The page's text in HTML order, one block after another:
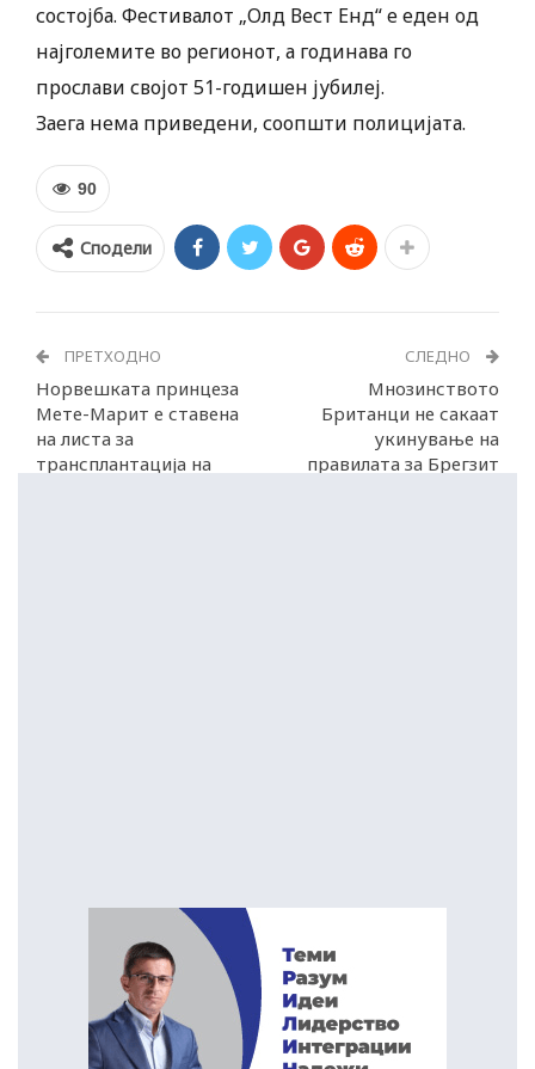
состојба. Фестивалот „Олд Вест Енд“ е еден од
најголемите во регионот, а годинава го
прослави својот 51-годишен јубилеј.
Заега нема приведени, соопшти полицијата.
90
Сподели
ПРЕТХОДНО
Норвешката принцеза
Мете-Марит е ставена
на листа за
трансплантација на
СЛЕДНО
Мнозинството
Британци не сакаат
укинување на
правилата за Брегзит